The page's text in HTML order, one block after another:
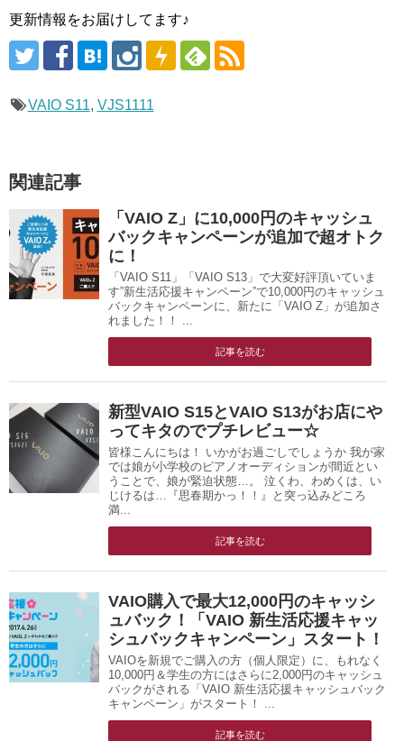
更新情報をお届けしてます♪
VAIO S11, VJS1111
関連記事
「VAIO Z」に10,000円のキャッシュ
バックキャンペーンが追加で超オトク
に！
「VAIO S11」「VAIO S13」で大変好評頂いていま
す”新生活応援キャンペーン”で10,000円のキャッシュ
バックキャンペーンに、新たに「VAIO Z」が追加さ
れました！！ ...
記事を読む
新型VAIO S15とVAIO S13がお店にや
ってキタのでプチレビュー☆
皆様こんにちは！ いかがお過ごしでしょうか 我が家
では娘が小学校のピアノオーディションが間近とい
うことで、娘が緊迫状態…。 泣くわ、わめくは、い
じけるは…『思春期かっ！！』と突っ込みどころ
満...
記事を読む
VAIO購入で最大12,000円のキャッシ
ュバック！「VAIO 新生活応援キャッ
シュバックキャンペーン」スタート！
VAIOを新規でご購入の方（個人限定）に、もれなく
10,000円＆学生の方にはさらに2,000円のキャッシュ
バックがされる「VAIO 新生活応援キャッシュバック
キャンペーン」がスタート！ ...
記事を読む